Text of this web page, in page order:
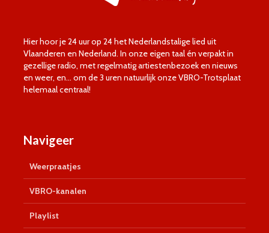
Hier hoor je 24 uur op 24 het Nederlandstalige lied uit
Vlaanderen en Nederland. In onze eigen taal én verpakt in
gezellige radio, met regelmatig artiestenbezoek en nieuws
en weer, en… om de 3 uren natuurlijk onze VBRO-Trotsplaat
helemaal centraal!
Navigeer
Weerpraatjes
VBRO-kanalen
Playlist